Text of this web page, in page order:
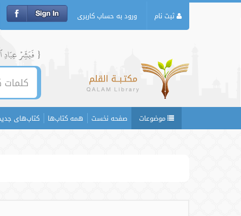
ثبت نام ورود به حساب کاربری
{ فَبَشِّرۡ عِبَادِ
موضوعات صفحه نخست همه کتاب‌ها کتاب‌های